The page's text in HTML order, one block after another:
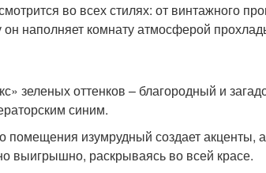
во всех стилях: от винтажного
он наполняет комнату атмосферой
зеленых оттенков – благородный и
синим.
помещения изумрудный создает
выигрышно, раскрываясь во всей красе.